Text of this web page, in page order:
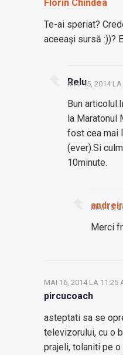
Florin Chindea
Te-ai speriat?
aceeaşi sursă :))?
Relu
MAI 15, 2014
Bun
la Maratonul
fost cea mai
(ever).Si
10minute.
MAI 15,
Merci
pircucoach
MAI 16, 2014 LA 11:25
asteptati sa se
televizorului, cu o
prajeli, tolaniti pe o